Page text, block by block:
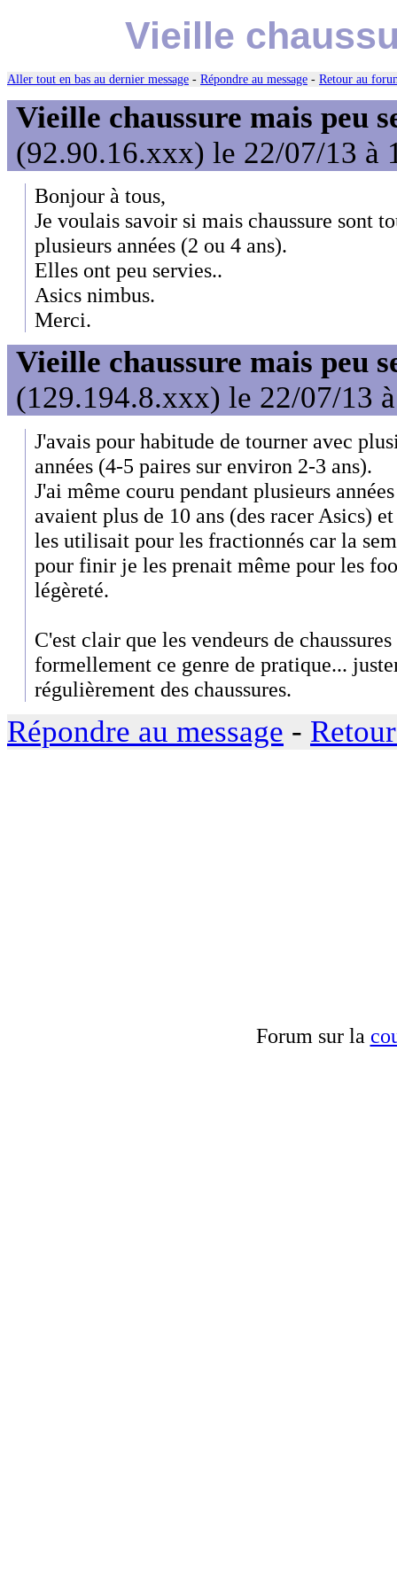
Vieille
Aller tout en bas au dernier message - Répondre au message - Retour au
Vieille chaussure mais peu
(92.90.16.xxx) le 22/07/13 à
Bonjour à tous,
Je voulais savoir si mais chaussure sont
plusieurs années (2 ou 4 ans).
Elles ont peu servies..
Asics nimbus.
Merci.
Vieille chaussure mais peu
(129.194.8.xxx) le 22/07/13
J'avais pour habitude de tourner avec
années (4-5 paires sur environ 2-3 ans).
J'ai même couru pendant plusieurs
avaient plus de 10 ans (des racer Asics)
les utilisait pour les fractionnés car la
pour finir je les prenait même pour les
légèreté.
C'est clair que les vendeurs de
formellement ce genre de pratique...
régulièrement des chaussures.
Répondre au message -
Forum sur la